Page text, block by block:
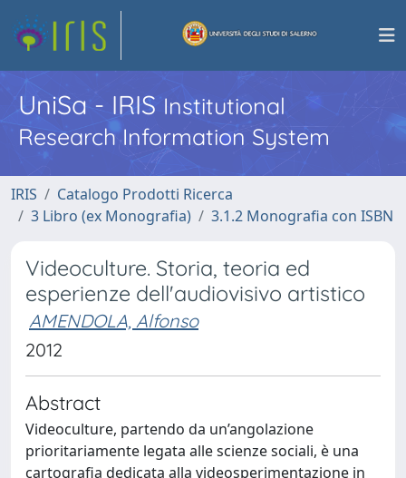
UniSa - IRISInstitutional
Research Information System
IRIS
Catalogo Prodotti Ricerca
3 Libro (ex Monografia)
3.1.2 Monografia con ISBN
Videoculture. Storia, teoria ed
esperienze dell'audiovisivo artistico
AMENDOLA, Alfonso
2012
Abstract
Videoculture, partendo da un’angolazione
prioritariamente legata alle scienze sociali, è una
cartografia dedicata alla videosperimentazione in